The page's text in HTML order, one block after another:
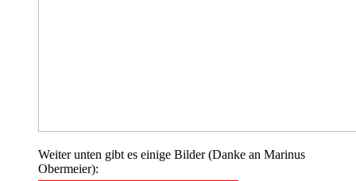
Weiter unten gibt es einige Bilder (Danke an Marinus
Obermeier):